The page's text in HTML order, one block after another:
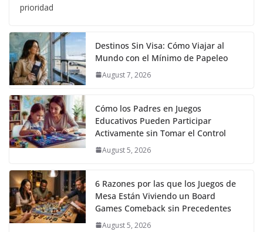
prioridad
Destinos Sin Visa: Cómo Viajar al
Mundo con el Mínimo de Papeleo
August 7, 2026
Cómo los Padres en Juegos
Educativos Pueden Participar
Activamente sin Tomar el Control
August 5, 2026
6 Razones por las que los Juegos de
Mesa Están Viviendo un Board
Games Comeback sin Precedentes
August 5, 2026